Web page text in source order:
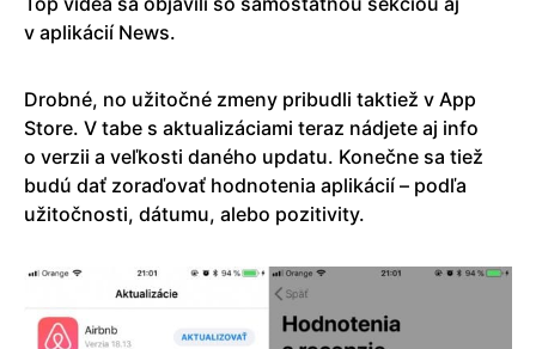
v aplikácií News.
Drobné, no užitočné zmeny pribudli taktiež v App
Store. V tabe s aktualizáciami teraz nádjete aj info
o verzii a veľkosti daného updatu. Konečne sa tiež
budú dať zoraďovať hodnotenia aplikácií – podľa
užitočnosti, dátumu, alebo pozitivity.